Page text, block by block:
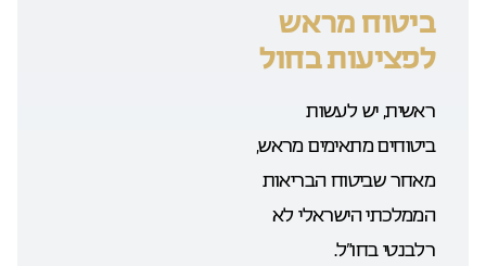
ביטוח מראש
לפציעות בחול
ראשית, יש לעשות
ביטוחים מתאימים מראש,
מאחר שביטוח הבריאות
הממלכתי הישראלי לא
רלבנטי בחו”ל.